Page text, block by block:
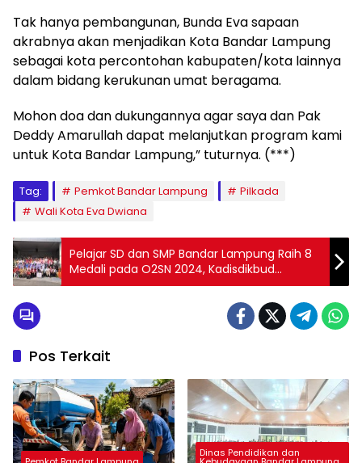
Tak hanya pembangunan, Bunda Eva sapaan
akrabnya akan menjadikan Kota Bandar Lampung
sebagai kota percontohan kabupaten/kota lainnya
dalam bidang kerukunan umat beragama.
Mohon doa dan dukungannya agar saya dan Pak
Deddy Amarullah dapat melanjutkan program kami
untuk Kota Bandar Lampung,” tuturnya. (***)
Tag: Pemkot Bandar Lampung
Pilkada
Wali Kota Eva Dwiana
Pelajar SD dan SMP Bandar Lampung Raih 8
Medali pada O2SN 2024, Kadisdikbud
Sambut Langsung Kontingen di Bandara
Pos Terkait
Dinas Pendidikan dan